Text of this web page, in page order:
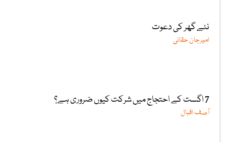
نئے گھر کی دعوت
امیرجان حقانی
7 اگست کے احتجاج میں شرکت کیوں ضروری ہے؟
آصف اقبال